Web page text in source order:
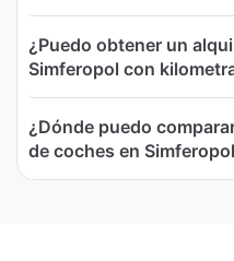
¿Puedo obtener un
Simferopol con
¿Dónde puedo
de coches en